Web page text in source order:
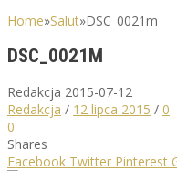
Home»Salut»DSC_0021m
DSC_0021M
Redakcja 2015-07-12
Redakcja / 12 lipca 2015 / 0
0
Shares
Facebook Twitter Pinterest